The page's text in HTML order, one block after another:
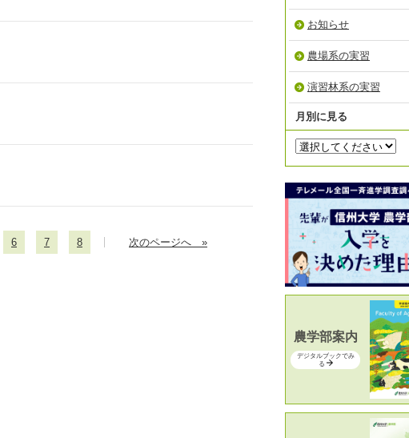
6 7 8 次のページへ »
お知らせ
農場系の実習
演習林系の実習
月別に見る
農学部案内
デジタルブックでみ
る